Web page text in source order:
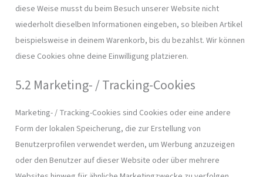
diese Weise musst du beim Besuch unserer Website nicht
wiederholt dieselben Informationen eingeben, so bleiben Artikel
beispielsweise in deinem Warenkorb, bis du bezahlst. Wir können
diese Cookies ohne deine Einwilligung platzieren.
5.2 Marketing- / Tracking-Cookies
Marketing- / Tracking-Cookies sind Cookies oder eine andere
Form der lokalen Speicherung, die zur Erstellung von
Benutzerprofilen verwendet werden, um Werbung anzuzeigen
oder den Benutzer auf dieser Website oder über mehrere